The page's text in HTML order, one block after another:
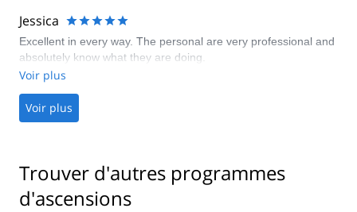
Jessica
Excellent in every way. The personal are very professional and
absolutely know what they are doing.
Voir plus
Voir plus
Trouver d'autres programmes
d'ascensions